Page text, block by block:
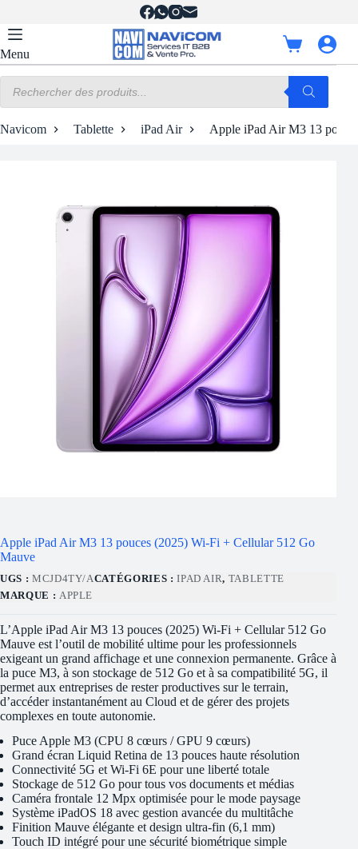
contenu
Menu
Panier
d’achat
produits
Navicom Tablette iPad Air Apple iPad Air M3 13
Apple iPad Air M3 13 pouces (2025) Wi-Fi + Cellular 512 Go
Mauve
UGS : MCJD4TY/ACATÉGORIES :IPAD AIR, TABLETTE
MARQUE : APPLE
L’Apple iPad Air M3 13 pouces (2025) Wi-Fi + Cellular 512 Go
Mauve est l’outil de mobilité ultime pour les professionnels
exigeant un grand affichage et une connexion permanente. Grâce à
la puce M3, à son stockage de 512 Go et à sa compatibilité 5G, il
permet aux entreprises de rester productives sur le terrain,
d’accéder instantanément au Cloud et de gérer des projets
complexes en toute autonomie.
Puce Apple M3 (CPU 8 cœurs / GPU 9 cœurs)
Grand écran Liquid Retina de 13 pouces haute résolution
Connectivité 5G et Wi-Fi 6E pour une liberté totale
Stockage de 512 Go pour tous vos documents et médias
Caméra frontale 12 Mpx optimisée pour le mode paysage
Système iPadOS 18 avec gestion avancée du multitâche
Finition Mauve élégante et design ultra-fin (6,1 mm)
Touch ID intégré pour une sécurité biométrique simple